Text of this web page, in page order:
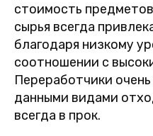
стоимость
сырья всегда
благодаря низкому
соотношении с
Переработчики
данными видами
всегда в прок.